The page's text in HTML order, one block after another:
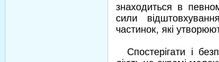
знаходиться в
сили
частинок, які
Спостерігати і